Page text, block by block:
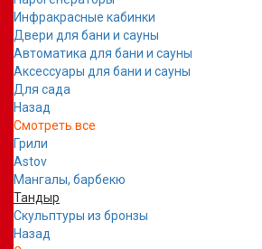
Инфракрасные кабинки
Двери для бани и сауны
Автоматика для бани и сауны
Аксессуары для бани и сауны
Для сада
Назад
Смотреть все
Грили
Astov
Мангалы, барбекю
Тандыр
Скульптуры из бронзы
Назад